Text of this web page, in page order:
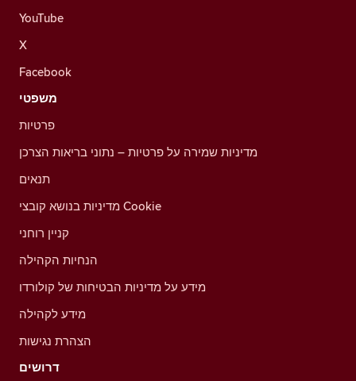
YouTube
X
Facebook
משפטי
פרטיות
מדיניות שמירה על פרטיות – נתוני בריאות הצרכן
תנאים
מדיניות בנושא קובצי Cookie
קניין רוחני
הנחיות הקהילה
מידע על מדיניות הבטיחות של קולורדו
מידע לקהילה
הצהרת נגישות
דרושים